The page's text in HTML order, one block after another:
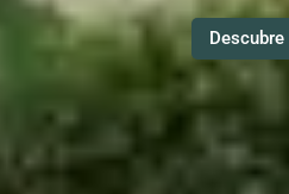
Descubre